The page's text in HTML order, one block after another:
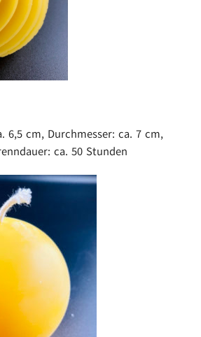
6,5 cm, Durchmesser: ca. 7 cm,
ca. 50 Stunden